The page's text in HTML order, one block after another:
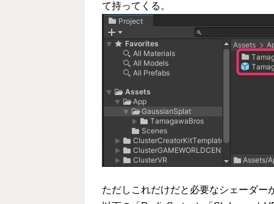
て持ってくる。
ただしこれだけだと必要なシェーダー